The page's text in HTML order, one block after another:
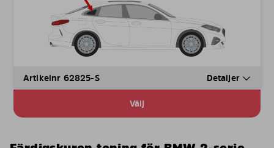
Artikelnr 62825-S Detaljer
Välj